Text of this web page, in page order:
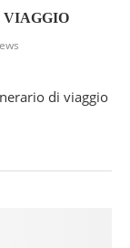
VIAGGIO
di viaggio